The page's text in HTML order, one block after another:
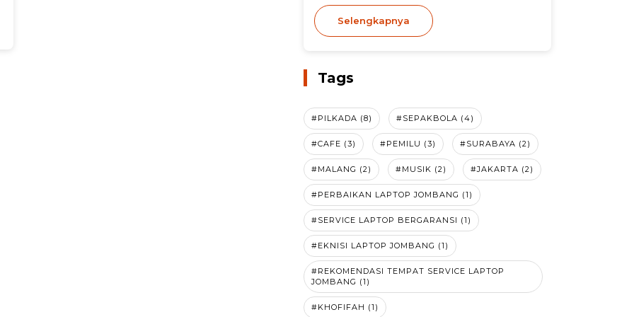
Selengkapnya
Tags
#PILKADA (8) #SEPAKBOLA (4)
#CAFE (3) #PEMILU (3) #SURABAYA (2)
#MALANG (2) #MUSIK (2) #JAKARTA (2)
#PERBAIKAN LAPTOP JOMBANG (1)
#SERVICE LAPTOP BERGARANSI (1)
#EKNISI LAPTOP JOMBANG (1)
#REKOMENDASI TEMPAT SERVICE LAPTOP
JOMBANG (1)
#KHOFIFAH (1)